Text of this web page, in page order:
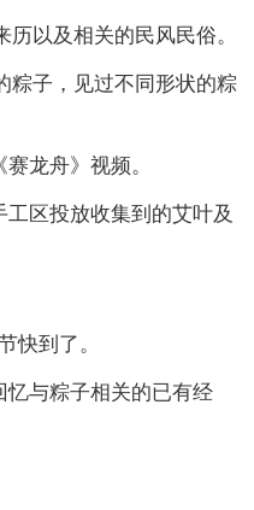
以及相关的民风民俗。
粽子，见过不同形状的粽
龙舟》视频。
区投放收集到的艾叶及
快到了。
忆与粽子相关的已有经